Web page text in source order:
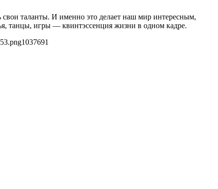
свои таланты. И именно это делает наш мир интересным,
танцы, игры — квинтэссенция жизни в одном кадре.
1037691